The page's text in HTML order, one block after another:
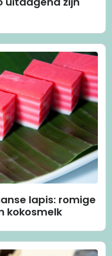
lapis: romige
kokosmelk